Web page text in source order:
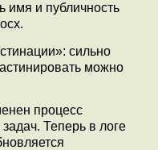
имя и публичность
сильно
можно
процесс
Теперь в логе